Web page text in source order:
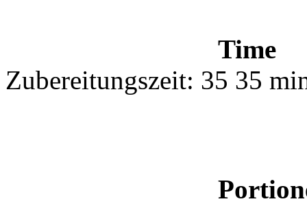
Time
Zubereitungszeit: 35 35